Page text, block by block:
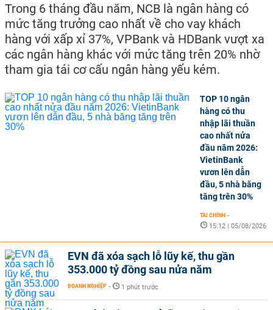
Trong 6 tháng đầu năm, NCB là ngân hàng có
mức tăng trưởng cao nhất về cho vay khách
hàng với xấp xỉ 37%, VPBank và HDBank vượt xa
các ngân hàng khác với mức tăng trên 20% nhờ
tham gia tái cơ cấu ngân hàng yếu kém.
TOP 10 ngân
hàng có thu
nhập lãi thuần
cao nhất nửa
đầu năm 2026:
VietinBank
vươn lên dẫn
đầu, 5 nhà băng
tăng trên 30%
TÀI CHÍNH -
15:12 | 05/08/2026
EVN đã xóa sạch lỗ lũy kế, thu gần
353.000 tỷ đồng sau nửa năm
DOANH NGHIỆP - 1 phút trước